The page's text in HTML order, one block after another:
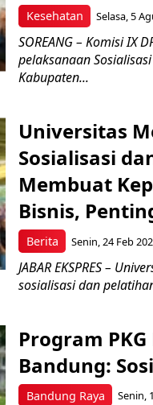
Kesehatan Selasa, 5
SOREANG – Komisi IX
pelaksanaan
Kabupaten...
Berita
Universitas
Sosialisasi
Membuat
Bisnis,
Senin, 24 Feb
JABAR EKSPRES –
sosialisasi dan
Bandung Raya
Program
Bandung:
Senin,